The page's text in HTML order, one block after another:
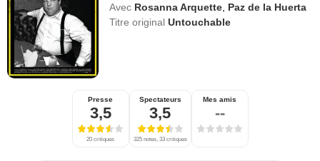
Avec Rosanna Arquette Paz de la Huerta
Titre originalUntouchable
Presse
3,5
20 critiques
Spectateurs
3,5
325 notes, 33 critiques
Mes amis
--